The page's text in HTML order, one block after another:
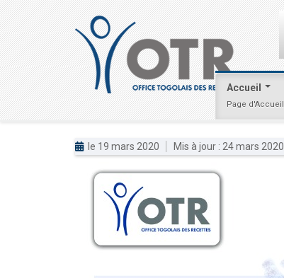
Accueil
Page d'Accueil
le 19 mars 2020 Mis à jour : 24 mars 2020